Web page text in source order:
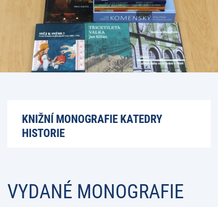
KNIŽNÍ MONOGRAFIE KATEDRY
HISTORIE
VYDANÉ MONOGRAFIE